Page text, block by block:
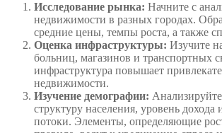
Исследование рынка: Начните с
недвижимости в разных городах.
средние цены, темпы роста, а также
Оценка инфраструктуры: Изучите
больниц, магазинов и транспортных
инфраструктура повышает
недвижимости.
Изучение демографии:
структуру населения, уровень
потоки. Элементы, определяющие